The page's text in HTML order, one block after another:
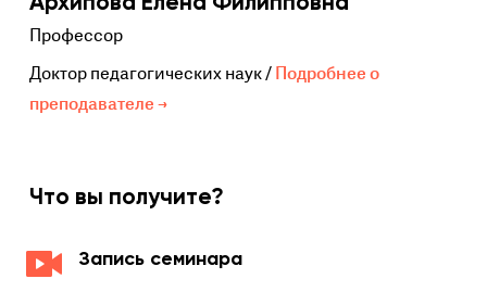
Профессор
Доктор педагогических наук /Подробнее о
преподавателе →
Что вы получите?
Запись семинара